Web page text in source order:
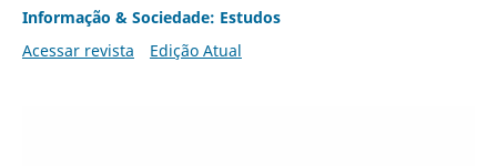
Informação & Sociedade: Estudos
Acessar revista
Edição Atual